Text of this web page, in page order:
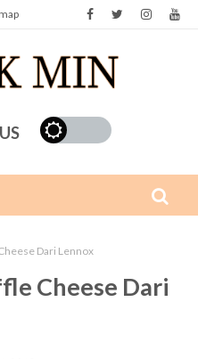
Dari Lennox
Cheese Dari